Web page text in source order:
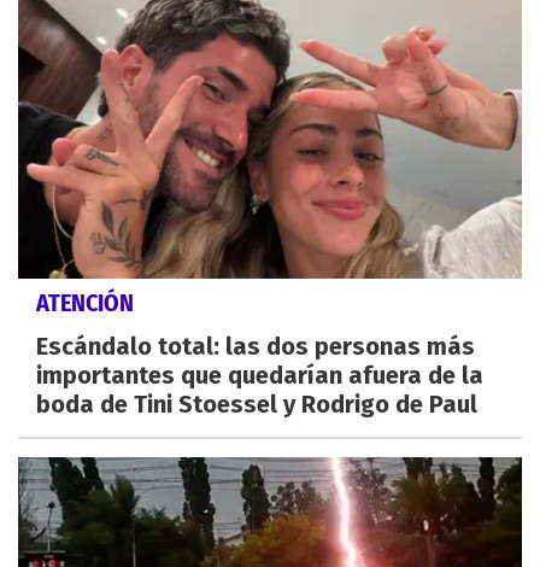
ATENCIÓN
Escándalo total: las dos personas más
importantes que quedarían afuera de la
boda de Tini Stoessel y Rodrigo de Paul